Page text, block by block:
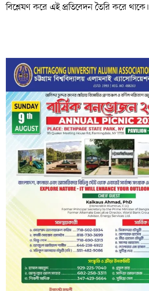
বিশ্লেষণ করে এই প্রতিবেদন তৈরি করে থাকে।